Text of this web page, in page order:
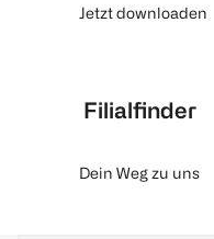
Jetzt downloaden
Filialfinder
Dein Weg zu uns